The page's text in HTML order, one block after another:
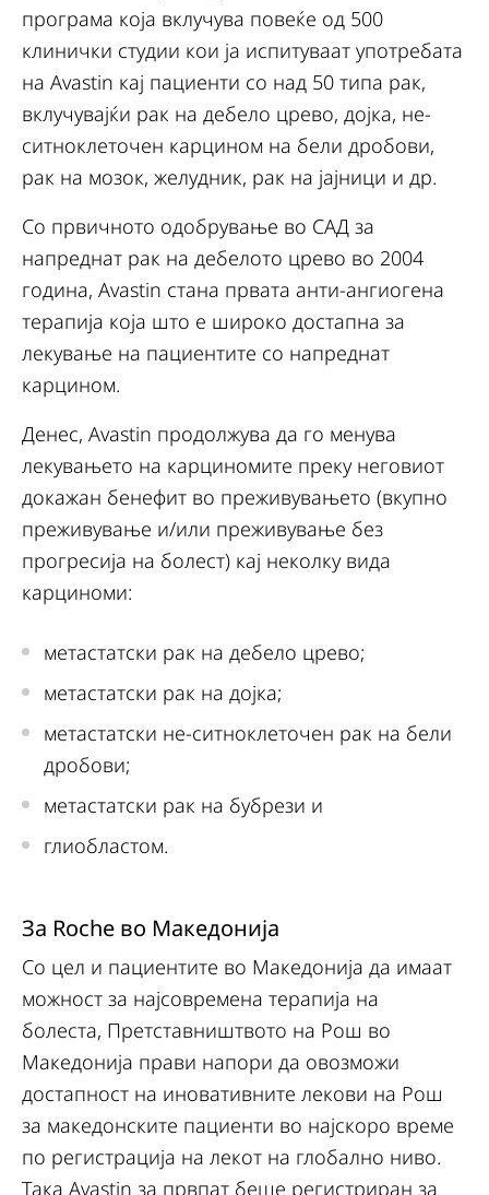
програма која вклучува повеќе од 500
клинички студии кои ја испитуваат употребата
на Avastin кај пациенти со над 50 типа рак,
вклучувајќи рак на дебело црево, дојка, не-
ситноклеточен карцином на бели дробови,
рак на мозок, желудник, рак на јајници и др.
Со првичното одобрување во САД за
напреднат рак на дебелото црево во 2004
година, Avastin стана првата анти-ангиогена
терапија која што е широко достапна за
лекување на пациентите со напреднат
карцином.
Денес, Avastin продолжува да го менува
лекувањето на карциномите преку неговиот
докажан бенефит во преживувањето (вкупно
преживување и/или преживување без
прогресија на болест) кај неколку вида
карциноми:
метастатски рак на дебело црево;
метастатски рак на дојка;
метастатски не-ситноклеточен рак на бели
дробови;
метастатски рак на бубрези и
глиобластом.
За Roche во Македонија
Со цел и пациентите во Македонија да имаат
можност за најсовремена терапија на
болеста, Претставништвото на Рош во
Македонија прави напори да овозможи
достапност на иновативните лекови на Рош
за македонските пациенти во најскоро време
по регистрација на лекот на глобално ниво.
Така Avastin за првпат беше регистриран за